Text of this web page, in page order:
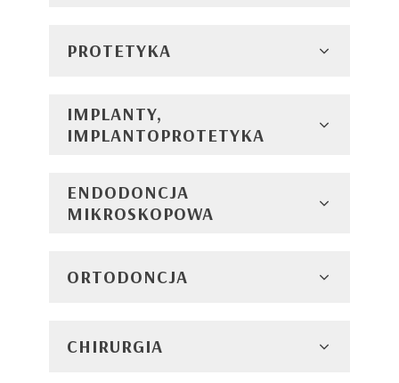
PROTETYKA
IMPLANTY,
IMPLANTOPROTETYKA
ENDODONCJA
MIKROSKOPOWA
ORTODONCJA
CHIRURGIA